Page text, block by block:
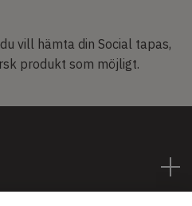
vill hämta din Social tapas,
produkt som möjligt.